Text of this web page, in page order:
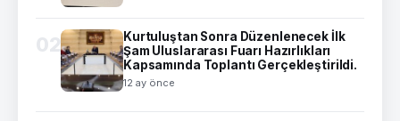
02
Kurtuluştan Sonra Düzenlenecek İlk
Şam Uluslararası Fuarı Hazırlıkları
Kapsamında Toplantı Gerçekleştirildi.
12 ay önce